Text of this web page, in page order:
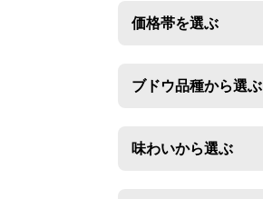
価格帯を選ぶ
ブドウ品種から選ぶ
味わいから選ぶ